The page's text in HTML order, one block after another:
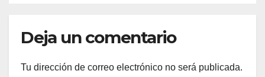
Deja un comentario
Tu dirección de correo electrónico no será publicada.